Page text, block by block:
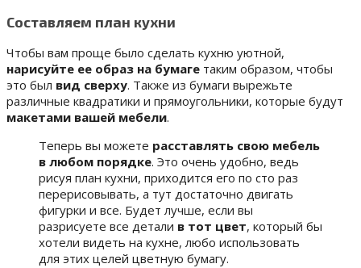
Составляем план кухни
Чтобы вам проще было сделать кухню уютной,
нарисуйте ее образ на бумаге таким образом, чтобы
это был вид сверху. Также из бумаги вырежьте
различные квадратики и прямоугольники, которые будут
макетами вашей мебели.
Теперь вы можете расставлять свою мебель
в любом порядке. Это очень удобно, ведь
рисуя план кухни, приходится его по сто раз
перерисовывать, а тут достаточно двигать
фигурки и все. Будет лучше, если вы
разрисуете все детали в тот цвет, который бы
хотели видеть на кухне, любо использовать
для этих целей цветную бумагу.